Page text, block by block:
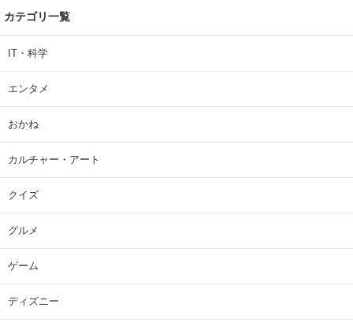
カテゴリ一覧
IT・科学
エンタメ
おかね
カルチャー・アート
クイズ
グルメ
ゲーム
ディズニー